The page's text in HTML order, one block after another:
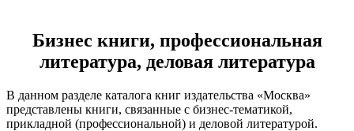
Бизнес книги, профессиональная
литература, деловая литература
В данном разделе каталога книг издательства «Москва»
представлены книги, связанные с бизнес-тематикой,
прикладной (профессиональной) и деловой литературой.